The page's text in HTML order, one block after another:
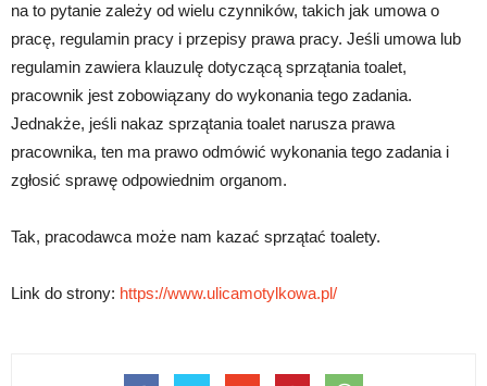
na to pytanie zależy od wielu czynników, takich jak umowa o
pracę, regulamin pracy i przepisy prawa pracy. Jeśli umowa lub
regulamin zawiera klauzulę dotyczącą sprzątania toalet,
pracownik jest zobowiązany do wykonania tego zadania.
Jednakże, jeśli nakaz sprzątania toalet narusza prawa
pracownika, ten ma prawo odmówić wykonania tego zadania i
zgłosić sprawę odpowiednim organom.
Tak, pracodawca może nam kazać sprzątać toalety.
Link do strony: https://www.ulicamotylkowa.pl/